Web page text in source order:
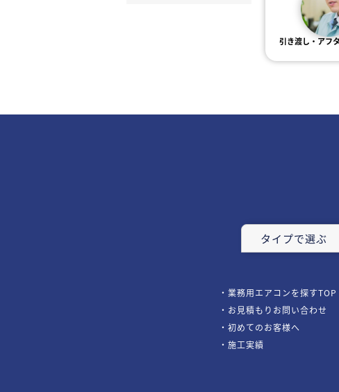
引き渡し・アフ
タイプで選ぶ
業務用エアコンを探すTOP
お見積もりお問い合わせ
初めてのお客様へ
施工実績